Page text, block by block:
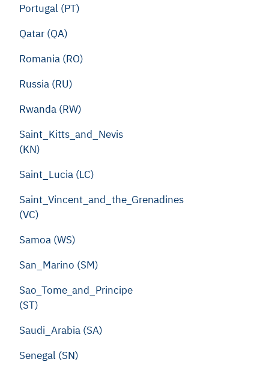
Portugal (PT)
Qatar (QA)
Romania (RO)
Russia (RU)
Rwanda (RW)
Saint_Kitts_and_Nevis
(KN)
Saint_Lucia (LC)
Saint_Vincent_and_the_Grenadines
(VC)
Samoa (WS)
San_Marino (SM)
Sao_Tome_and_Principe
(ST)
Saudi_Arabia (SA)
Senegal (SN)